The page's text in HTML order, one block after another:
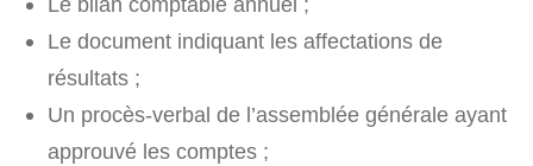
Le document indiquant les affectations de
résultats ;
Un procès-verbal de l’assemblée générale ayant
approuvé les comptes ;